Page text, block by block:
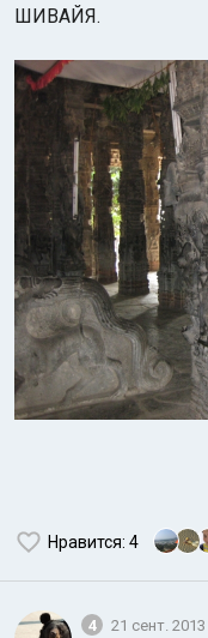
ШИВАЙЯ.
Нравится: 4
4 21 сент. 2013